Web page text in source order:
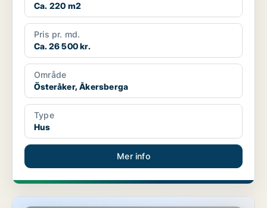
Ca. 220 m2
Pris pr. md.
Ca. 26 500 kr.
Område
Österåker, Åkersberga
Type
Hus
Mer info
Hus i Österåker, Åkersberga